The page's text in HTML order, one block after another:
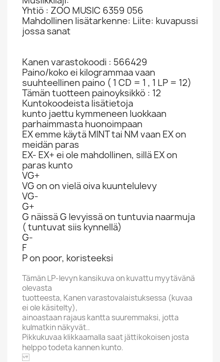
Yhtiö : ZOO MUSIC 6359 056
Mahdollinen lisätarkenne: Liite: kuvapussi
jossa sanat
Kanen varastokoodi : 566429
Paino/koko ei kilogrammaa vaan
suuhteellinen paino ( 1 CD = 1 , 1 LP = 12)
Tämän tuotteen painoyksikkö : 12
Kuntokoodeista lisätietoja
kunto jaettu kymmeneen luokkaan
parhaimmasta huonoimpaan
EX emme käytä MINT tai NM vaan EX on
meidän paras
EX- EX+ ei ole mahdollinen, sillä EX on
paras kunto
VG+
VG on on vielä oiva kuuntelulevy
VG-
G+
G näissä G levyissä on tuntuvia naarmuja
( tuntuvat siis kynnellä)
G-
F
P on poor, koristeeksi
Tämän LP-levyn kansikuva on kuvattu myytävänä
olevasta
tuotteesta, Kanen varastovalaistuksessa (kuvaa
ei ole käsitelty),
ainoastaan rajaus kantta suuremmaksi, jotta
kulmatkin näkyvät..
Pikkukuvaa klikkaamalla saat jättikokoisen josta
helppo todeta kannen kunto.